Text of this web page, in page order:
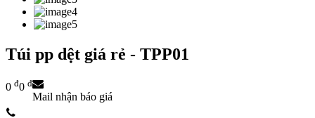
Túi pp dệt giá rẻ - TPP01
0 đ0 đ
Mail nhận báo giá